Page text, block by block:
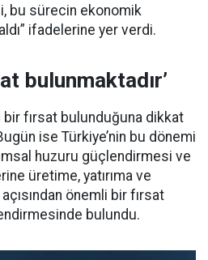
bu sürecin ekonomik
ifadelerine yer verdi.
bulunmaktadır’
bir fırsat bulunduğuna dikkat
ise Türkiye’nin bu dönemi
huzuru güçlendirmesi ve
üretime, yatırıma ve
önemli bir fırsat
bulundu.